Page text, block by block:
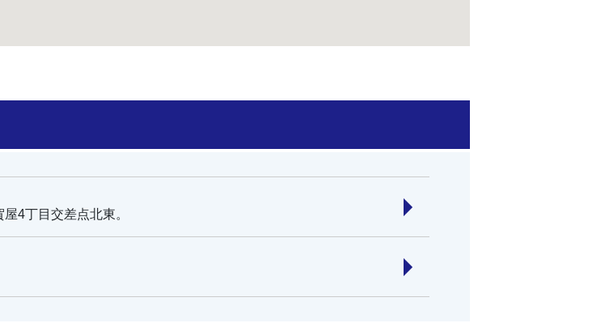
4丁目交差点北東。